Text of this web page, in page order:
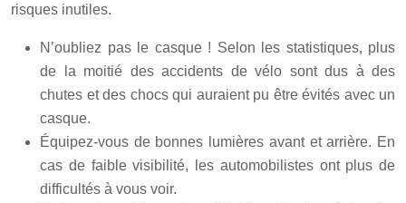
risques inutiles.
N’oubliez pas le casque ! Selon les statistiques, plus
de la moitié des accidents de vélo sont dus à des
chutes et des chocs qui auraient pu être évités avec un
casque.
Équipez-vous de bonnes lumières avant et arrière. En
cas de faible visibilité, les automobilistes ont plus de
difficultés à vous voir.